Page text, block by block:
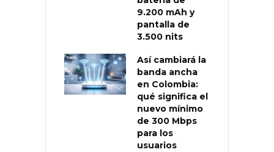
9.200 mAh y
pantalla de
3.500 nits
Así cambiará la
banda ancha
en Colombia:
qué significa el
nuevo mínimo
de 300 Mbps
para los
usuarios